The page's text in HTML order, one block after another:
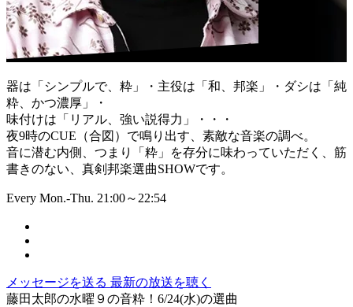
器は「シンプルで、粋」・主役は「和、邦楽」・ダシは「純
粋、かつ濃厚」・
味付けは「リアル、強い説得力」・・・
夜9時のCUE（合図）で鳴り出す、素敵な音楽の調べ。
音に潜む内側、つまり「粋」を存分に味わっていただく、筋
書きのない、真剣邦楽選曲SHOWです。
Every Mon.-Thu. 21:00～22:54
メッセージを送る 最新の放送を聴く
藤田太郎の水曜９の音粋！6/24(水)の選曲